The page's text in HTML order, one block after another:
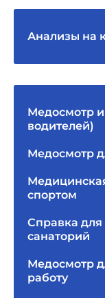
Анализы на
Медосмотр
водителей)
Медосмотр
спортом
Справка для
санаторий
Медосмотр
работу